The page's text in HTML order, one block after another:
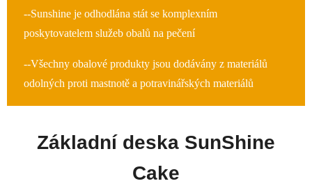
--Sunshine je odhodlána stát se komplexním
poskytovatelem služeb obalů na pečení
--Všechny obalové produkty jsou dodávány z materiálů
odolných proti mastnotě a potravinářských materiálů
Základní deska SunShine
Cake